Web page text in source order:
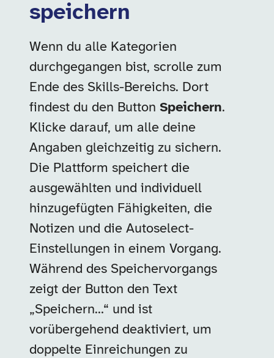
speichern
Wenn du alle Kategorien
durchgegangen bist, scrolle zum
Ende des Skills-Bereichs. Dort
findest du den Button Speichern.
Klicke darauf, um alle deine
Angaben gleichzeitig zu sichern.
Die Plattform speichert die
ausgewählten und individuell
hinzugefügten Fähigkeiten, die
Notizen und die Autoselect-
Einstellungen in einem Vorgang.
Während des Speichervorgangs
zeigt der Button den Text
„Speichern…“ und ist
vorübergehend deaktiviert, um
doppelte Einreichungen zu